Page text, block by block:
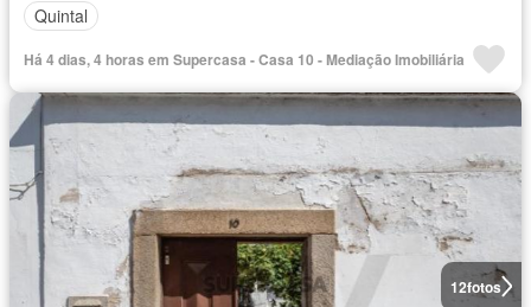
Quintal
Há 4 dias, 4 horas em Supercasa - Casa 10 - Mediação Imobiliária
12fotos